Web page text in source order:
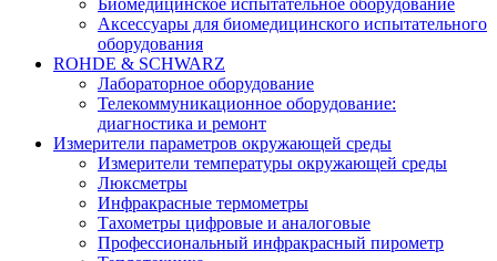
Биомедицинское испытательное оборудование
Аксессуары для биомедицинского испытательного
оборудования
ROHDE & SCHWARZ
Лабораторное оборудование
Телекоммуникационное оборудование:
диагностика и ремонт
Измерители параметров окружающей среды
Измерители температуры окружающей среды
Люксметры
Инфракрасные термометры
Тахометры цифровые и аналоговые
Профессиональный инфракрасный пирометр